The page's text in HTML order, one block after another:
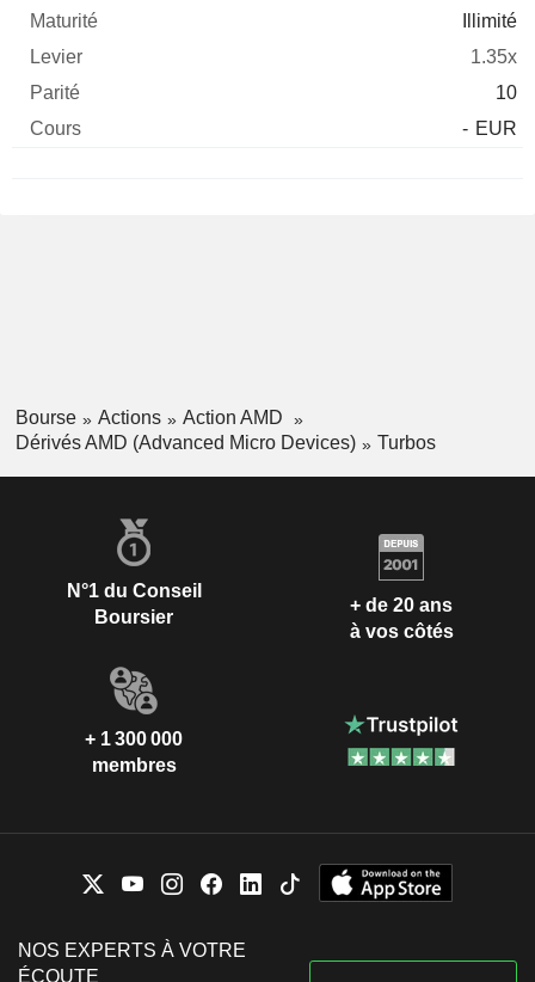
Illimité
1.35x
10
- EUR
Bourse Actions
Action AMD
Dérivés AMD (Advanced Micro Devices)
Turbos
N°1 du Conseil
Boursier
+ de 20 ans
à vos côtés
+ 1 300 000
membres
NOS EXPERTS À VOTRE
ÉCOUTE